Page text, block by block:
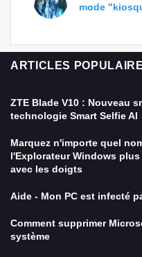
mode
ARTICLES
ZTE Blade V10 : Nouveau
technologie Smart Selfie AI
Marquez n'importe quel
l'Explorateur Windows
avec les doigts
Aide - Mon PC est infecté
Comment supprimer
système